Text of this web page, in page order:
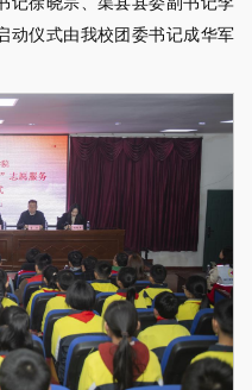
动仪式由我校团委书记成华军